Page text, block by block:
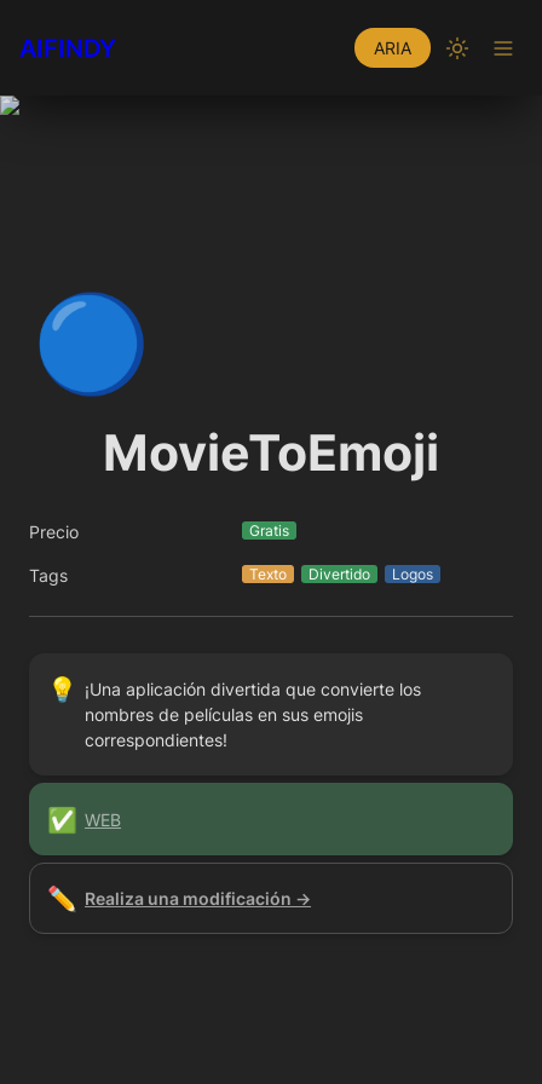
AIFINDY ARIA
🔵
MovieToEmoji
Precio Gratis
Tags Texto Divertido Logos
💡
¡Una aplicación divertida que convierte los
nombres de películas en sus emojis
correspondientes!
✅ WEB
✏️ Realiza una modificación →